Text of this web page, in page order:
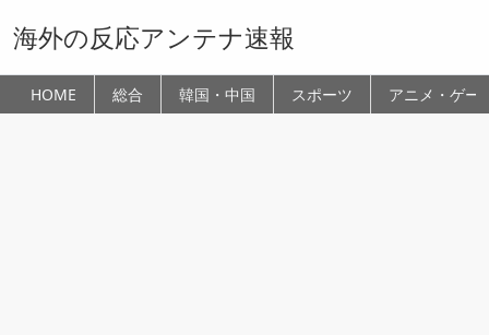
海外の反応アンテナ速報
HOME 総合 韓国・中国 スポーツ アニメ・ゲー